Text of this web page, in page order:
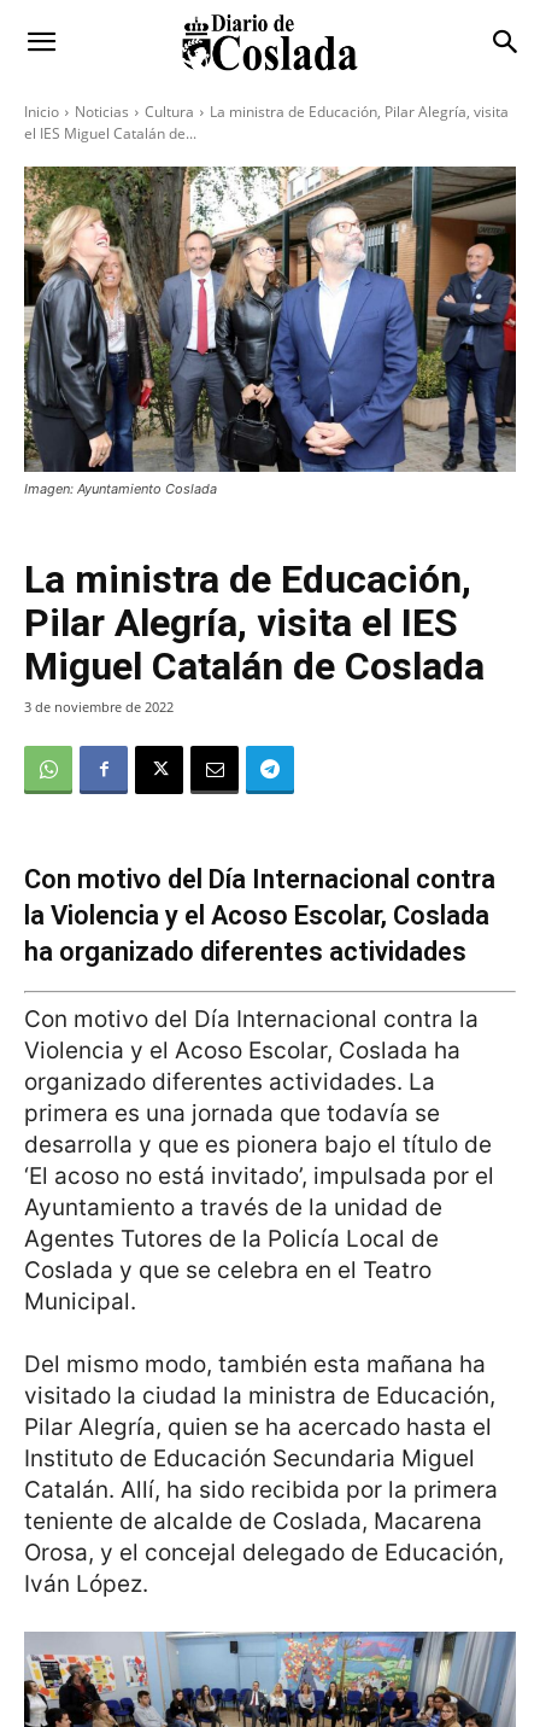
Inicio Noticias Cultura
La ministra de Educación, Pilar Alegría, visita
el IES Miguel Catalán de...
Imagen: Ayuntamiento Coslada
La ministra de Educación,
Pilar Alegría, visita el IES
Miguel Catalán de Coslada
3 de noviembre de 2022
Con motivo del Día Internacional contra
la Violencia y el Acoso Escolar, Coslada
ha organizado diferentes actividades
Con motivo del Día Internacional contra la
Violencia y el Acoso Escolar, Coslada ha
organizado diferentes actividades. La
primera es una jornada que todavía se
desarrolla y que es pionera bajo el título de
‘El acoso no está invitado’, impulsada por el
Ayuntamiento a través de la unidad de
Agentes Tutores de la Policía Local de
Coslada y que se celebra en el Teatro
Municipal.
Del mismo modo, también esta mañana ha
visitado la ciudad la ministra de Educación,
Pilar Alegría, quien se ha acercado hasta el
Instituto de Educación Secundaria Miguel
Catalán. Allí, ha sido recibida por la primera
teniente de alcalde de Coslada, Macarena
Orosa, y el concejal delegado de Educación,
Iván López.